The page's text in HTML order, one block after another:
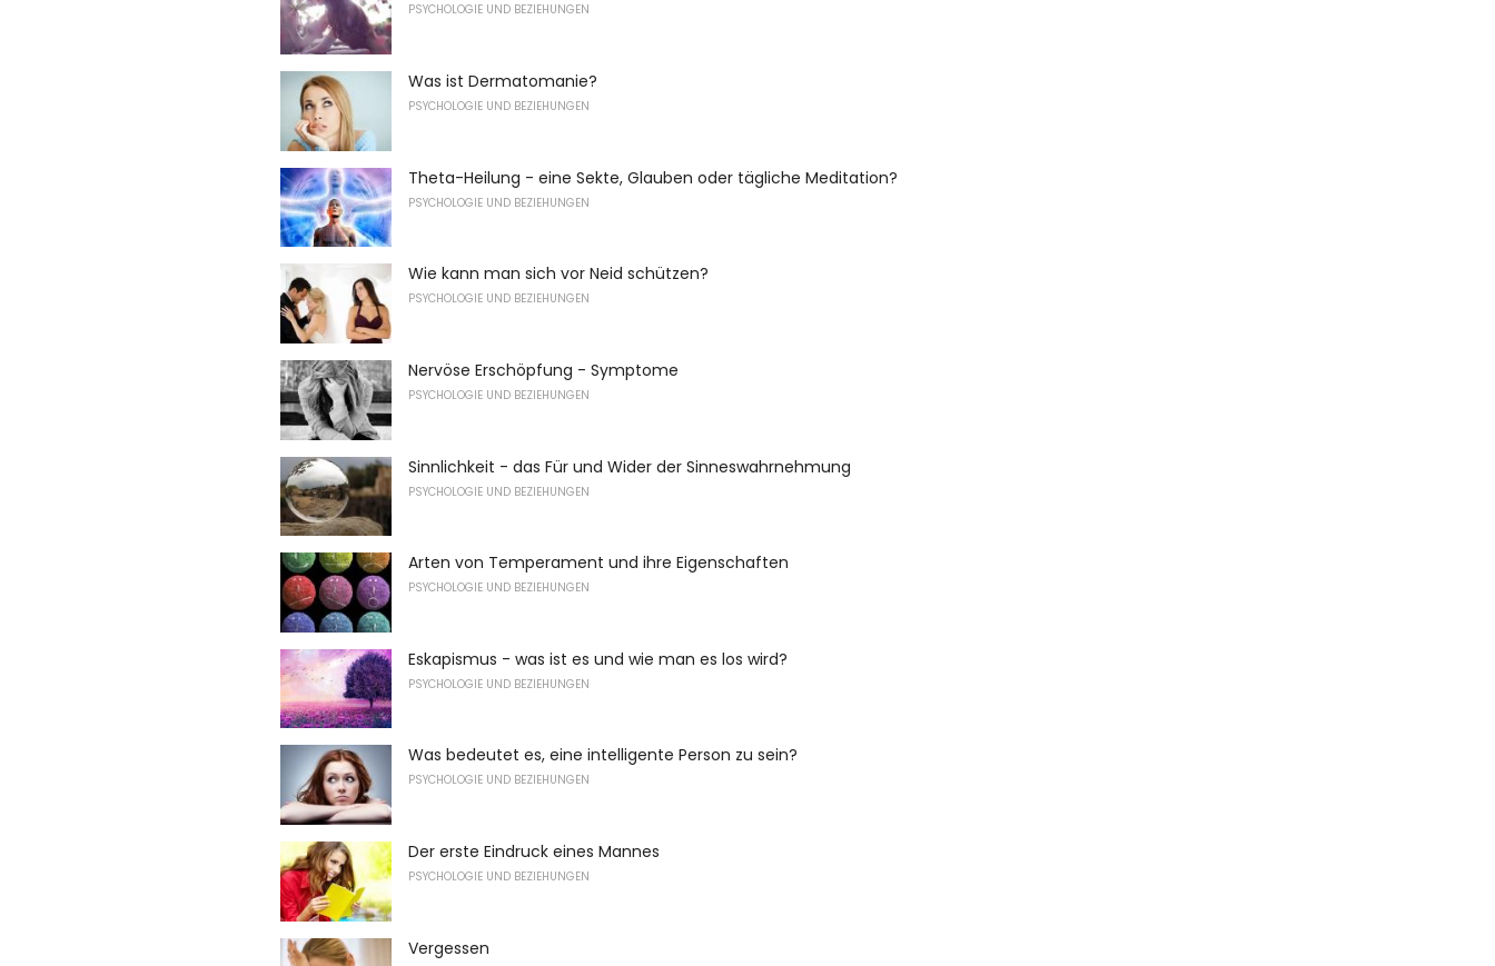
PSYCHOLOGIE UND BEZIEHUNGEN
Was ist Dermatomanie?
PSYCHOLOGIE UND BEZIEHUNGEN
Theta-Heilung - eine Sekte, Glauben oder tägliche Meditation?
PSYCHOLOGIE UND BEZIEHUNGEN
Wie kann man sich vor Neid schützen?
PSYCHOLOGIE UND BEZIEHUNGEN
Nervöse Erschöpfung - Symptome
PSYCHOLOGIE UND BEZIEHUNGEN
Sinnlichkeit - das Für und Wider der Sinneswahrnehmung
PSYCHOLOGIE UND BEZIEHUNGEN
Arten von Temperament und ihre Eigenschaften
PSYCHOLOGIE UND BEZIEHUNGEN
Eskapismus - was ist es und wie man es los wird?
PSYCHOLOGIE UND BEZIEHUNGEN
Was bedeutet es, eine intelligente Person zu sein?
PSYCHOLOGIE UND BEZIEHUNGEN
Der erste Eindruck eines Mannes
PSYCHOLOGIE UND BEZIEHUNGEN
Vergessen